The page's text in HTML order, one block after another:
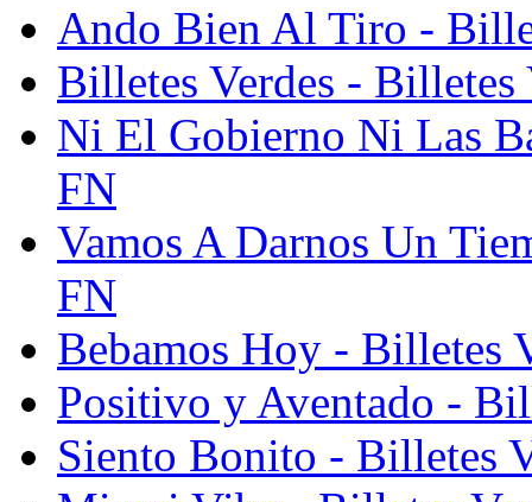
Ando Bien Al Tiro -
Billetes Verdes -
Ni El Gobierno Ni Las
FN
Vamos A Darnos Un
FN
Bebamos Hoy - Billetes
Positivo y Aventado -
Siento Bonito - Billetes